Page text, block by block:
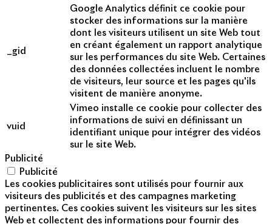
_gid
Google Analytics définit ce cookie pour
stocker des informations sur la manière
dont les visiteurs utilisent un site Web tout
en créant également un rapport analytique
sur les performances du site Web. Certaines
des données collectées incluent le nombre
de visiteurs, leur source et les pages qu'ils
visitent de manière anonyme.
vuid
Vimeo installe ce cookie pour collecter des
informations de suivi en définissant un
identifiant unique pour intégrer des vidéos
sur le site Web.
Publicité
Publicité
Les cookies publicitaires sont utilisés pour fournir aux
visiteurs des publicités et des campagnes marketing
pertinentes. Ces cookies suivent les visiteurs sur les sites
Web et collectent des informations pour fournir des